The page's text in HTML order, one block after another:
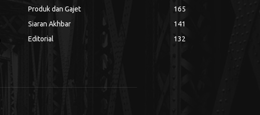
Produk dan Gajet
165
Siaran Akhbar
141
Editorial
132